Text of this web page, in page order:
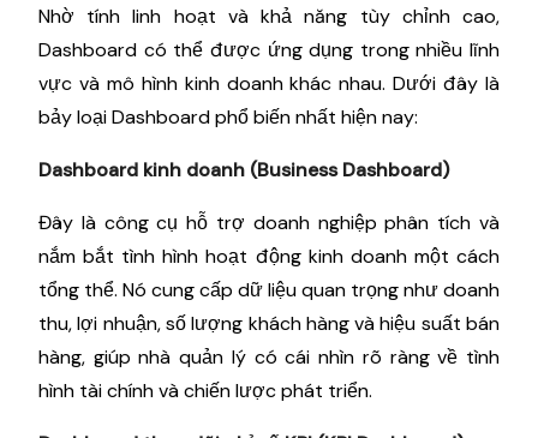
Nhờ tính linh hoạt và khả năng tùy chỉnh cao,
Dashboard có thể được ứng dụng trong nhiều lĩnh
vực và mô hình kinh doanh khác nhau. Dưới đây là
bảy loại Dashboard phổ biến nhất hiện nay:
Dashboard kinh doanh (Business Dashboard)
Đây là công cụ hỗ trợ doanh nghiệp phân tích và
nắm bắt tình hình hoạt động kinh doanh một cách
tổng thể. Nó cung cấp dữ liệu quan trọng như doanh
thu, lợi nhuận, số lượng khách hàng và hiệu suất bán
hàng, giúp nhà quản lý có cái nhìn rõ ràng về tình
hình tài chính và chiến lược phát triển.